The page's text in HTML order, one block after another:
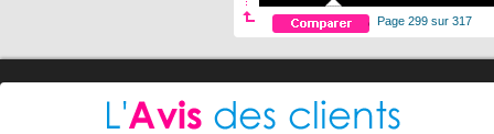
Page 299 sur 317